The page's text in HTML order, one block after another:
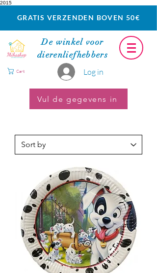
2015
GRATIS VERZENDEN BOVEN 50€
De winkel voor
dierenliefhebbers
Log in
Cart
Vul de gegevens in